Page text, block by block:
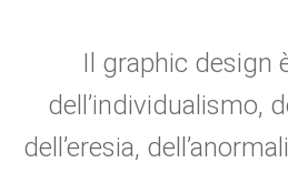
Il graphic design
dell’individualismo,
dell’eresia,